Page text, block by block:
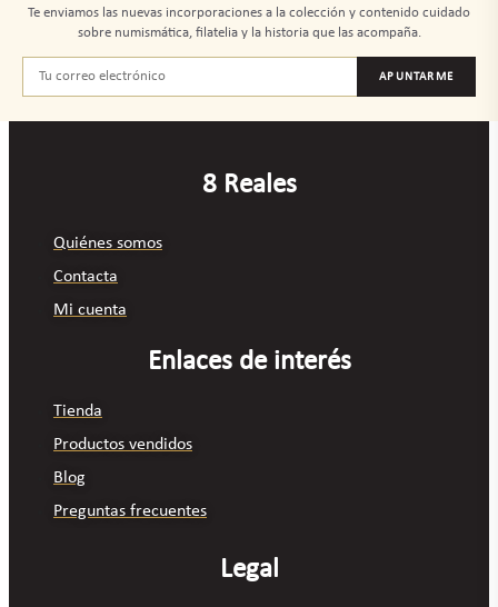
Te enviamos las nuevas incorporaciones a la colección y contenido cuidado
sobre numismática, filatelia y la historia que las acompaña.
APUNTARME
8 Reales
Quiénes somos
Contacta
Mi cuenta
Enlaces de interés
Tienda
Productos vendidos
Blog
Preguntas frecuentes
Legal